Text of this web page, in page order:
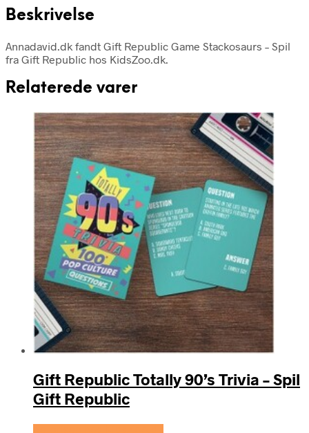
Beskrivelse
Annadavid.dk fandt Gift Republic Game Stackosaurs – Spil
fra Gift Republic hos KidsZoo.dk.
Relaterede varer
Gift Republic Totally 90’s Trivia – Spil
Gift Republic